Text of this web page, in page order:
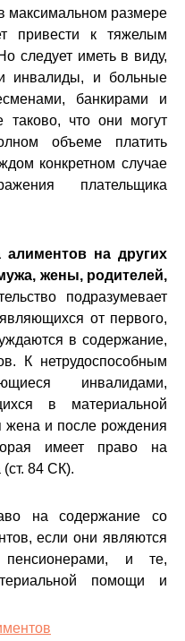
максимальном размере
привести к тяжелым
следует иметь в виду,
инвалиды, и больные
банкирами и
таково, что они могут
объеме платить
конкретном случае
плательщика
алиментов на других
жены, родителей,
подразумевает
от первого,
в содержание,
К нетрудоспособным
инвалидами,
в материальной
и после рождения
имеет право на
84 СК).
на содержание со
если они являются
и те,
помощи и